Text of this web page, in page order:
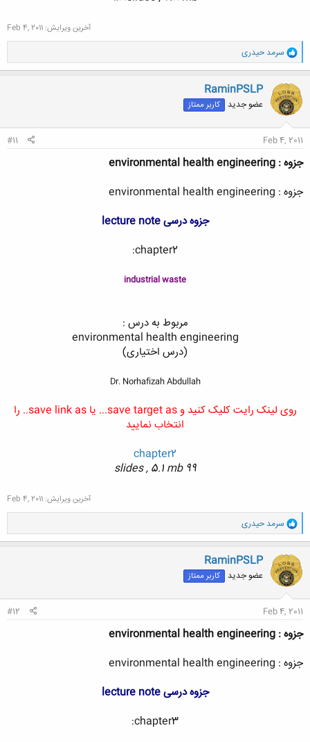
آخرین ویرایش: Feb 4, 2011
و
ا
ک
ن
ش
ه
ا
سرمد حیدری
RaminPSLP
عضو جدید کاربر ممتاز
Feb 4, 2011
#11
جزوه : environmental health engineering
جزوه : environmental health engineering
جزوه درسی lecture note
chapter2:
industrial waste
مربوط به درس :
environmental health engineering
(درس اختیاری)
Dr. Norhafizah Abdullah
روی لینک رایت کلیک کنید و save target as... یا save link as.. را
انتخاب نمایید
chapter2
99 slides , 5.1 mb
آخرین ویرایش: Feb 4, 2011
و
ا
ک
ن
ش
ه
ا
سرمد حیدری
RaminPSLP
عضو جدید کاربر ممتاز
Feb 4, 2011
#12
جزوه : environmental health engineering
جزوه : environmental health engineering
جزوه درسی lecture note
chapter3: